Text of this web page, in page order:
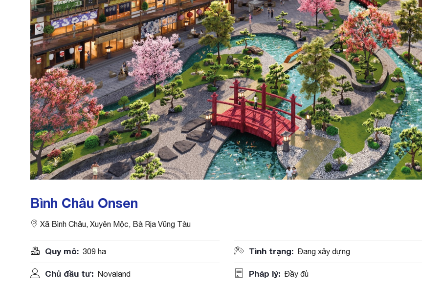
Bình Châu Onsen
Xã Bình Châu, Xuyên Mộc, Bà Rịa Vũng Tàu
Quy mô: 309 ha Tình trạng: Đang xây dựng
Chủ đầu tư: Novaland Pháp lý: Đầy đủ